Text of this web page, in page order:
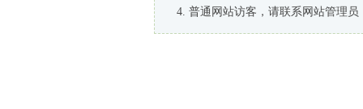
普通网站访客，请联系网站管理员